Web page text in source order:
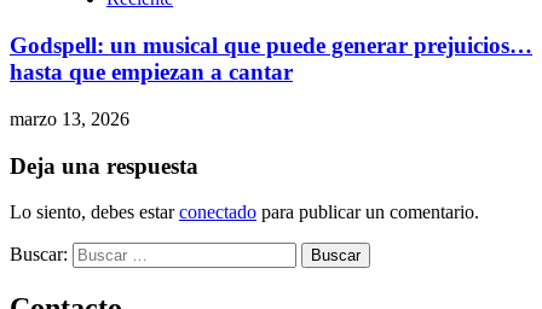
Godspell: un musical que puede generar prejuicios…
hasta que empiezan a cantar
marzo 13, 2026
Deja una respuesta
Lo siento, debes estarconectado para publicar un comentario.
Buscar: